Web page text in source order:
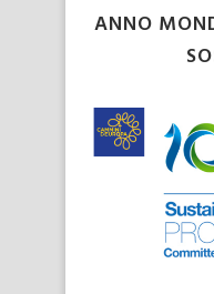
ANNO